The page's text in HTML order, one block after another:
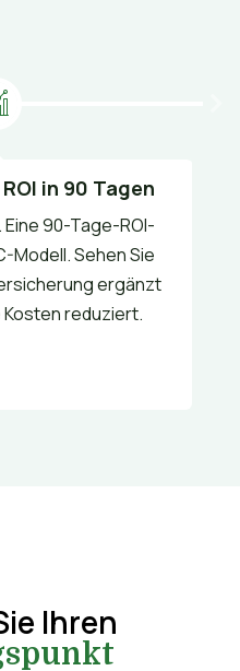
in 90 Tagen
90-Tage-ROI-
Modell. Sehen Sie
ergänzt
reduziert.
Ihren